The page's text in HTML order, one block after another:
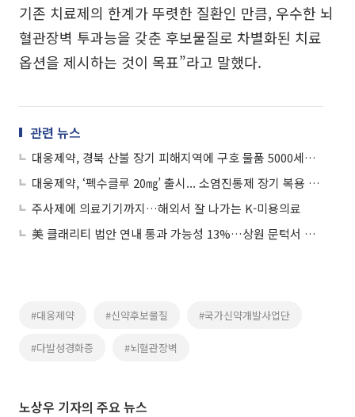
기존 치료제의 한계가 뚜렷한 질환인 만큼, 우수한 뇌
혈관장벽 투과능을 갖춘 후보물질로 차별화된 치료
옵션을 제시하는 것이 목표”라고 말했다.
관련 뉴스
대웅제약, 경북 산불 장기 피해지역에 구호 물품 5000세트 기부
대웅제약, ‘펙수클루 20㎎’ 출시... 소염진통제 장기 복용 환자 ‘위궤양’ 예방
주사제에 의료기기까지…해외서 잘 나가는 K-미용의료
美 클래리티 법안 연내 통과 가능성 13%…상원 문턱서 제동
#대웅제약 #신약후보물질 #국가신약개발사업단
#다발성경화증 #뇌혈관장벽
노상우 기자의 주요 뉴스